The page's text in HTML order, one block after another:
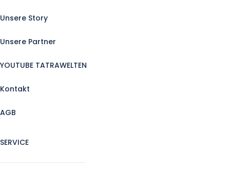
Unsere Story
Unsere Partner
YOUTUBE TATRAWELTEN
Kontakt
AGB
SERVICE